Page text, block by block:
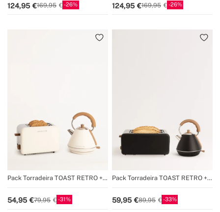
124,95 169,95 26 124,95 169,95 26
Pack Torradeira TOAST RETRO +
54,95 79,95 31
Pack Torradeira TOAST RETRO +
59,95 89,95 33